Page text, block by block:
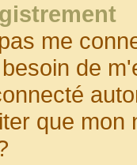
me
de
que